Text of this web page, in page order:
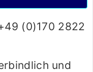
(0)170 2822
und